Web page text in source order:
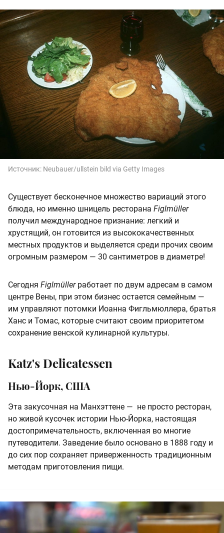
Источник: Neubauer/ullstein bild via Getty Images
Существует бесконечное множество вариаций этого
блюда, но именно шницель ресторана Figlmüller
получил международное признание: легкий и
хрустящий, он готовится из высококачественных
местных продуктов и выделяется среди прочих своим
огромным размером — 30 сантиметров в диаметре!
Сегодня Figlmüllerработает по двум адресам в самом
центре Вены, при этом бизнес остается семейным —
им управляют потомки Иоанна Фигльмюллера, братья
Ханс и Томас, которые считают своим приоритетом
сохранение венской кулинарной культуры.
Katz's Delicatessen
Нью-Йорк, США
Эта закусочная на Манхэттене — не просто ресторан,
но живой кусочек истории Нью-Йорка, настоящая
достопримечательность, включенная во многие
путеводители. Заведение было основано в 1888 году и
до сих пор сохраняет приверженность традиционным
методам приготовления пищи.